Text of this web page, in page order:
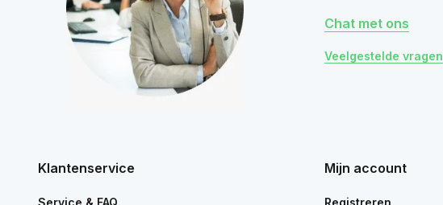
Chat met ons
Veelgestelde vragen
Klantenservice
Service & FAQ
Mijn account
Registreren